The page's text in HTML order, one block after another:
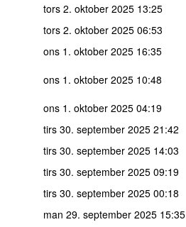
tors 2. oktober 2025 13:25
tors 2. oktober 2025 06:53
ons 1. oktober 2025 16:35
ons 1. oktober 2025 10:48
ons 1. oktober 2025 04:19
tirs 30. september 2025 21:42
tirs 30. september 2025 14:03
tirs 30. september 2025 09:19
tirs 30. september 2025 00:18
man 29. september 2025 15:35